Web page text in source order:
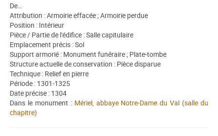
De…
Attribution : Armoirie effacée ; Armoirie perdue
Position : Intérieur
Pièce / Partie de l'édifice : Salle capitulaire
Emplacement précis : Sol
Support armorié : Monument funéraire ; Plate-tombe
Structure actuelle de conservation : Pièce disparue
Technique : Relief en pierre
Période : 1301-1325
Date précise : 1304
Dans le monument : Mériel, abbaye Notre-Dame du Val (salle du
chapitre)